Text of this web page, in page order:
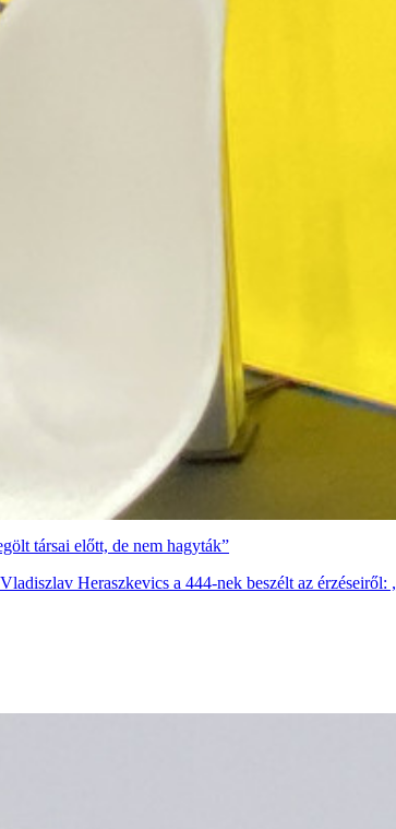
társai előtt, de nem hagyták”
Heraszkevics a 444-nek beszélt az